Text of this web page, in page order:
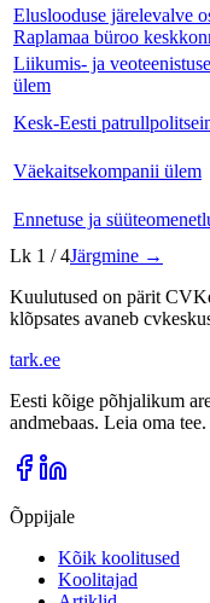
Eluslooduse järelevalve
Raplamaa büroo
Liikumis- ja
ülem
Kesk-Eesti
Väekaitsekompanii ülem
Ennetuse ja
Lk 1 /4Järgmine →
Kuulutused on pärit
klõpsates avaneb
tark.ee
Eesti kõige põhjalikum
andmebaas. Leia oma tee.
Õppijale
Kõik koolitused
Koolitajad